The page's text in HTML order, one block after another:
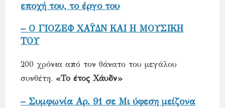
εποχή του, το έργο του
– Ο ΓΙΟΖΕΦ ΧΑΫΔΝ ΚΑΙ Η ΜΟΥΣΙΚΗ
ΤΟΥ
200 χρόνια από τον θάνατο του μεγάλου
συνθέτη.«Το έτος Χάυδν»
– Συμφωνία Αρ. 91 σε Μι ύφεση μείζονα